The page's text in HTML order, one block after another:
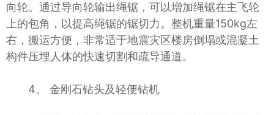
向轮。通过导向轮输出绳锯，可以增加绳锯在主飞轮
上的包角，以提高绳锯的锯切力。整机重量150kg左
右，搬运方便，非常适于地震灾区楼房倒塌或混凝土
构件压埋人体的快速切割和疏导通道。
4、 金刚石钻头及轻便钻机